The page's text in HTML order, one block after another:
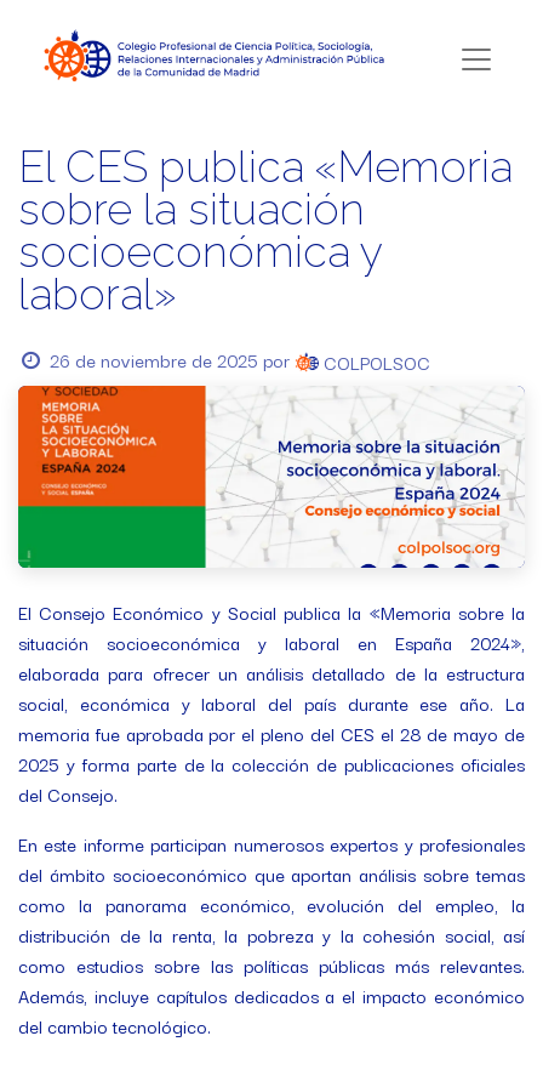
El CES publica «Memoria
sobre la situación
socioeconómica y
laboral»
26 de noviembre de 2025 por COLPOLSOC
El Consejo Económico y Social publica la «Memoria sobre la
situación socioeconómica y laboral en España 2024»,
elaborada para ofrecer un análisis detallado de la estructura
social, económica y laboral del país durante ese año. La
memoria fue aprobada por el pleno del CES el 28 de mayo de
2025 y forma parte de la colección de publicaciones oficiales
del Consejo.
En este informe participan numerosos expertos y profesionales
del ámbito socioeconómico que aportan análisis sobre temas
como la panorama económico, evolución del empleo, la
distribución de la renta, la pobreza y la cohesión social, así
como estudios sobre las políticas públicas más relevantes.
Además, incluye capítulos dedicados a el impacto económico
del cambio tecnológico.